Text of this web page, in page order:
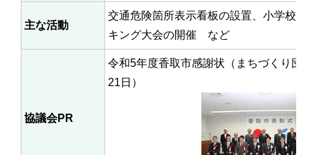
主な活動
交通危険箇所表示看板の設置、小学校
キング大会の開催 など
協議会PR
令和5年度香取市感謝状（まちづくり団
21日）